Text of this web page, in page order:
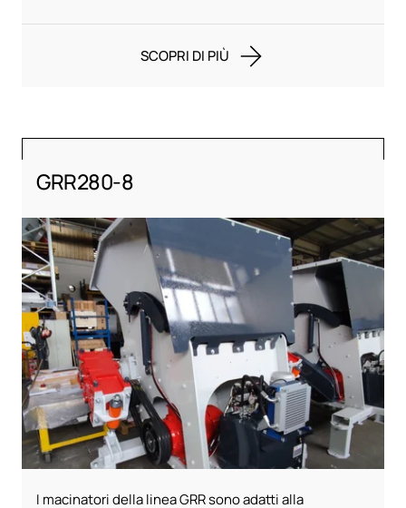
SCOPRI DI PIÙ
GRR280-8
I macinatori della linea GRR sono adatti alla